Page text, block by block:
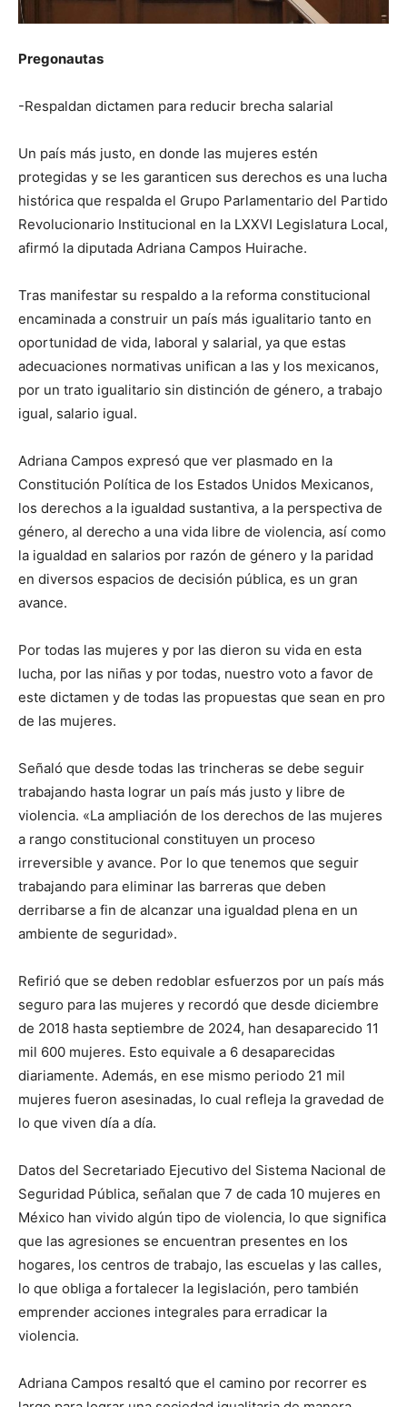
Pregonautas
-Respaldan dictamen para reducir brecha salarial
Un país más justo, en donde las mujeres estén
protegidas y se les garanticen sus derechos es una lucha
histórica que respalda el Grupo Parlamentario del Partido
Revolucionario Institucional en la LXXVI Legislatura Local,
afirmó la diputada Adriana Campos Huirache.
Tras manifestar su respaldo a la reforma constitucional
encaminada a construir un país más igualitario tanto en
oportunidad de vida, laboral y salarial, ya que estas
adecuaciones normativas unifican a las y los mexicanos,
por un trato igualitario sin distinción de género, a trabajo
igual, salario igual.
Adriana Campos expresó que ver plasmado en la
Constitución Política de los Estados Unidos Mexicanos,
los derechos a la igualdad sustantiva, a la perspectiva de
género, al derecho a una vida libre de violencia, así como
la igualdad en salarios por razón de género y la paridad
en diversos espacios de decisión pública, es un gran
avance.
Por todas las mujeres y por las dieron su vida en esta
lucha, por las niñas y por todas, nuestro voto a favor de
este dictamen y de todas las propuestas que sean en pro
de las mujeres.
Señaló que desde todas las trincheras se debe seguir
trabajando hasta lograr un país más justo y libre de
violencia. «La ampliación de los derechos de las mujeres
a rango constitucional constituyen un proceso
irreversible y avance. Por lo que tenemos que seguir
trabajando para eliminar las barreras que deben
derribarse a fin de alcanzar una igualdad plena en un
ambiente de seguridad».
Refirió que se deben redoblar esfuerzos por un país más
seguro para las mujeres y recordó que desde diciembre
de 2018 hasta septiembre de 2024, han desaparecido 11
mil 600 mujeres. Esto equivale a 6 desaparecidas
diariamente. Además, en ese mismo periodo 21 mil
mujeres fueron asesinadas, lo cual refleja la gravedad de
lo que viven día a día.
Datos del Secretariado Ejecutivo del Sistema Nacional de
Seguridad Pública, señalan que 7 de cada 10 mujeres en
México han vivido algún tipo de violencia, lo que significa
que las agresiones se encuentran presentes en los
hogares, los centros de trabajo, las escuelas y las calles,
lo que obliga a fortalecer la legislación, pero también
emprender acciones integrales para erradicar la
violencia.
Adriana Campos resaltó que el camino por recorrer es